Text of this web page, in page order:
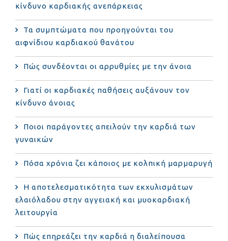
κίνδυνο καρδιακής ανεπάρκειας
Τα συμπτώματα που προηγούνται του
αιφνίδιου καρδιακού θανάτου
Πώς συνδέονται οι αρρυθμίες με την άνοια
Γιατί οι καρδιακές παθήσεις αυξάνουν τον
κίνδυνο άνοιας
Ποιοι παράγοντες απειλούν την καρδιά των
γυναικών
Πόσα χρόνια ζει κάποιος με κολπική μαρμαρυγή
Η αποτελεσματικότητα των εκχυλισμάτων
ελαιόλαδου στην αγγειακή και μυοκαρδιακή
λειτουργία
Πώς επηρεάζει την καρδιά η διαλείπουσα